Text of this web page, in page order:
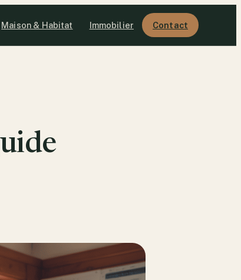
Maison & Habitat Immobilier Contact